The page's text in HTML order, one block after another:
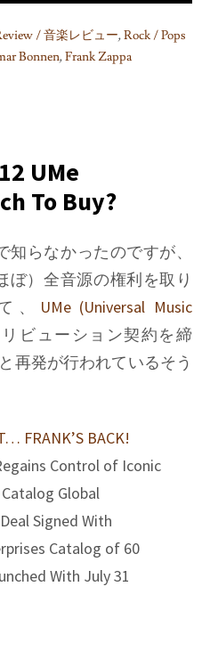
/ 音楽レビュー,Rock / Pops
Bonnen,Frank Zappa
UMe
To Buy?
らなかったのですが、
ぼ）全音源の権利を取り
、
UMe (Universal Music
ビューション契約を締
再発が行われているそう
FRANK’S BACK!
Control of Iconic
Global
Signed With
Catalog of 60
With July 31